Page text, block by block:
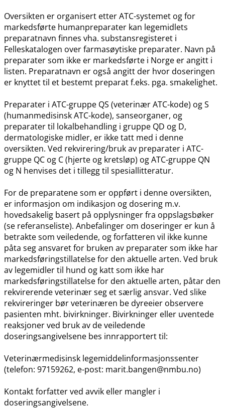
Oversikten er organisert etter ATC-systemet og for
markedsførte humanpreparater kan legemidlets
preparatnavn finnes vha. substansregisteret i
Felleskatalogen over farmasøytiske preparater. Navn på
preparater som ikke er markedsførte i Norge er angitt i
listen. Preparatnavn er også angitt der hvor doseringen
er knyttet til et bestemt preparat f.eks. pga. smakelighet.
Preparater i ATC-gruppe QS (veterinær ATC-kode) og S
(humanmedisinsk ATC-kode), sanseorganer, og
preparater til lokalbehandling i gruppe QD og D,
dermatologiske midler, er ikke tatt med i denne
oversikten. Ved rekvirering​/​bruk av preparater i ATC-
gruppe QC og C (hjerte og kretsløp) og ATC-gruppe QN
og N henvises det i tillegg til spesiallitteratur.
For de preparatene som er oppført i denne oversikten,
er informasjon om indikasjon og dosering m.v.
hovedsakelig basert på opplysninger fra oppslagsbøker
(se referanseliste). Anbefalinger om doseringer er kun å
betrakte som veiledende, og forfatteren vil ikke kunne
påta seg ansvaret for bruken av preparater som ikke har
markedsføringstillatelse for den aktuelle arten. Ved bruk
av legemidler til hund og katt som ikke har
markedsføringstillatelse for den aktuelle arten, påtar den
rekvirerende veterinær seg et særlig ansvar. Ved slike
rekvireringer bør veterinæren be dyreeier observere
pasienten mht. bivirkninger. Bivirkninger eller uventede
reaksjoner ved bruk av de veiledende
doseringsangivelsene bes innrapportert til:
Veterinærmedisinsk legemiddelinformasjonssenter
(telefon: 97159262, e-post: marit.bangen@nmbu.no)
Kontakt forfatter ved avvik eller mangler i
doseringsangivelsene.